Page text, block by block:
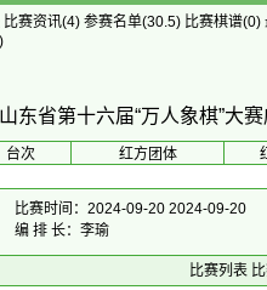
比赛资讯(4) 参赛名单(30.5) 比赛棋谱(0)
东省第十六届“万人象棋”大
台次 红方团体
比赛时间：2024-09-20 2024-09-20
编 排 长：李瑜
比赛列表